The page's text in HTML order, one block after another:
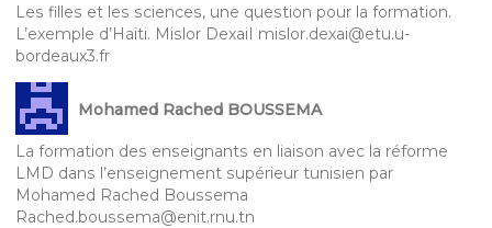
Les filles et les sciences, une question pour la formation.
L’exemple d’Haïti. Mislor DexaiI mislor.dexai@etu.u-
bordeaux3.fr
Mohamed Rached BOUSSEMA
La formation des enseignants en liaison avec la réforme
LMD dans l’enseignement supérieur tunisien par
Mohamed Rached Boussema
Rached.boussema@enit.rnu.tn